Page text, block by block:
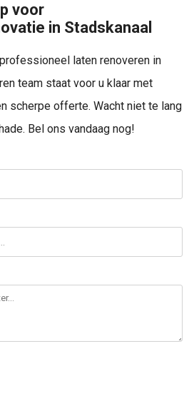
voor
in Stadskanaal
laten renoveren in
team staat voor u klaar met
scherpe offerte. Wacht niet te lang
Bel ons vandaag nog!